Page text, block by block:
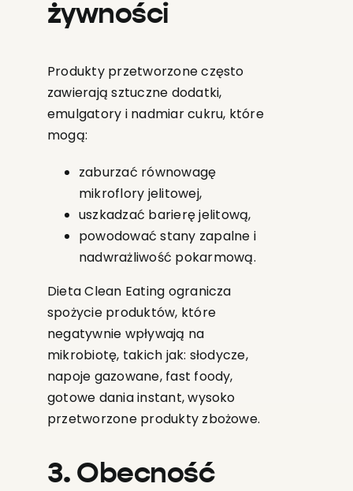
żywności
Produkty przetworzone często
zawierają sztuczne dodatki,
emulgatory i nadmiar cukru, które
mogą:
zaburzać równowagę
mikroflory jelitowej,
uszkadzać barierę jelitową,
powodować stany zapalne i
nadwrażliwość pokarmową.
Dieta Clean Eating ogranicza
spożycie produktów, które
negatywnie wpływają na
mikrobiotę, takich jak: słodycze,
napoje gazowane, fast foody,
gotowe dania instant, wysoko
przetworzone produkty zbożowe.
3. Obecność